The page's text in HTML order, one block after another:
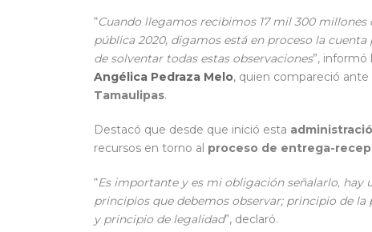
“Cuando llegamos recibimos 17 mil 300 millones
pública 2020, digamos está en proceso la
de solventar todas estas observaciones”, informó
Angélica Pedraza Melo, quien compareció
Tamaulipas.
Destacó que desde que inició esta
recursos en torno al proceso de entrega-
“Es importante y es mi obligación señalarlo, hay
principios que debemos observar; principio de
y principio de legalidad”, declaró.